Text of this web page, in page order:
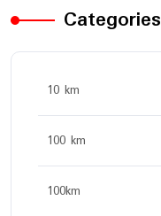
Categories
10 km
100 km
100km